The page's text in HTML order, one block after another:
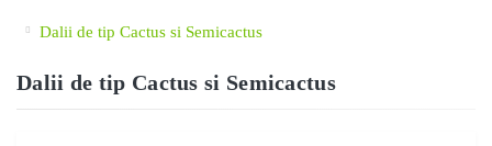
Dalii de tip Cactus si Semicactus
Dalii de tip Cactus si Semicactus